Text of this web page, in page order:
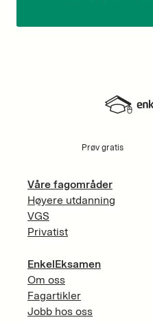
Prøv gratis
Våre fagområder
Høyere utdanning
VGS
Privatist
EnkelEksamen
Om oss
Fagartikler
Jobb hos oss